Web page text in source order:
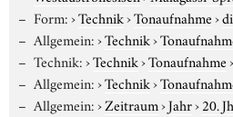
Form:›Technik›Tonaufnahme›
Allgemein:›Technik›
Technik:›Technik›Tonaufnahme›
Allgemein:›Technik›
Allgemein:›Zeitraum›Jahr›20.